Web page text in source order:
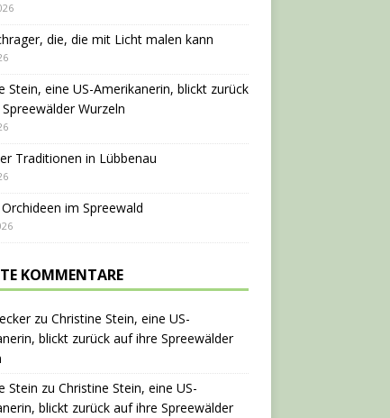
die, die mit Licht malen kann
Stein, eine US-Amerikanerin, blickt zurück
Wurzeln
Traditionen in Lübbenau
im Spreewald
KOMMENTARE
zu Christine Stein, eine US-
blickt zurück auf ihre Spreewälder
Stein zu Christine Stein, eine US-
blickt zurück auf ihre Spreewälder